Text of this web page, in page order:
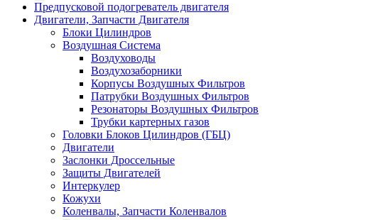
Предпусковой подогреватель двигателя
Двигатели, Запчасти Двигателя
Блоки Цилиндров
Воздушная Система
Воздуховоды
Воздухозаборники
Корпусы Воздушных Фильтров
Патрубки Воздушных Фильтров
Резонаторы Воздушных Фильтров
Трубки картерных газов
Головки Блоков Цилиндров (ГБЦ)
Двигатели
Заслонки Дроссельные
Защиты Двигателей
Интеркулер
Кожухи
Коленвалы, Запчасти Коленвалов